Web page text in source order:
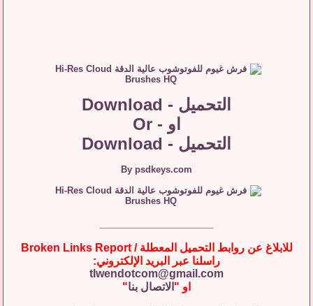
التحميل - Download
او - Or
التحميل - Download
By psdkeys.com
للابلاغ عن روابط التحميل المعطلة / Broken Links Report
راسلنا عبر البريد الإلكتروني:
tlwendotcom@gmail.com
او " الاتصال بنا"